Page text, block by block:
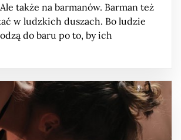
także na barmanów. Barman też
w ludzkich duszach. Bo ludzie
do baru po to, by ich